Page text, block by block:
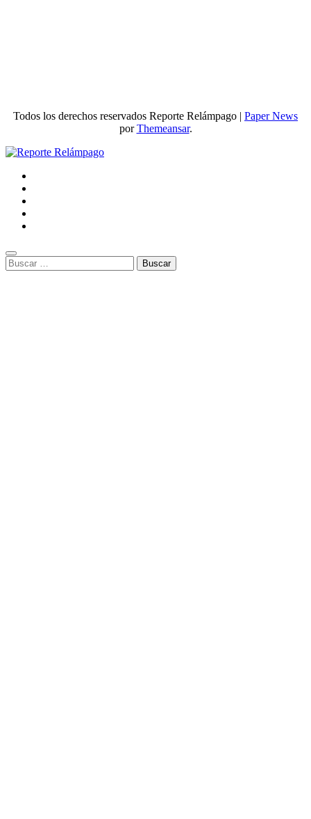
Todos los derechos reservados Reporte Relámpago | Paper News
porThemeansar.
Buscar: